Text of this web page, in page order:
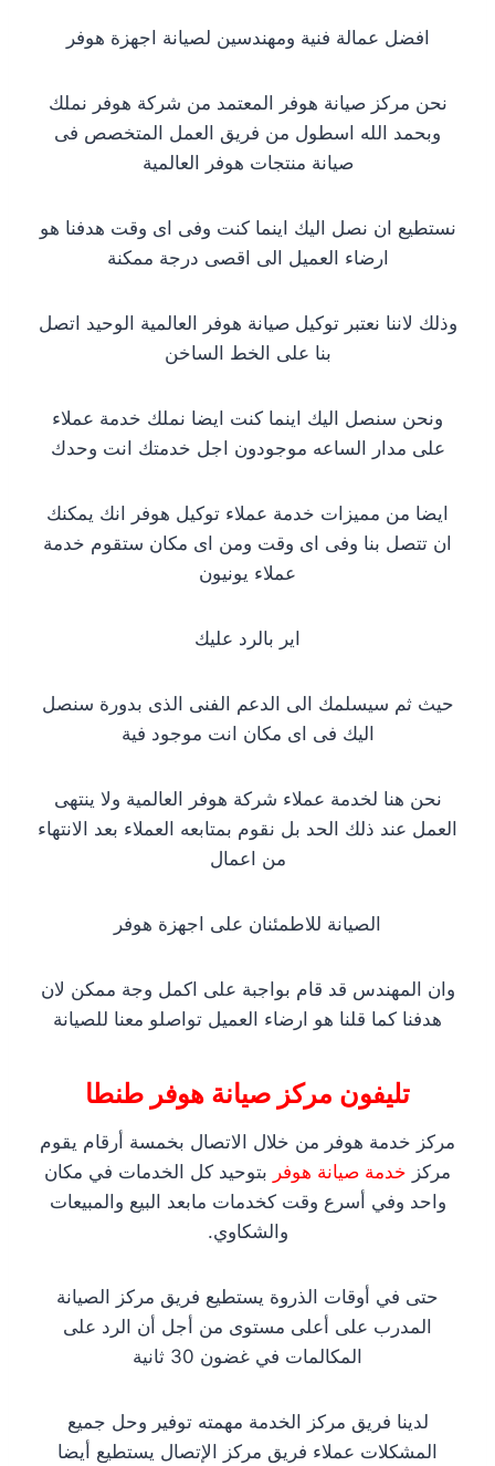
افضل عمالة فنية ومهندسين لصيانة اجهزة هوفر
نحن مركز صيانة هوفر المعتمد من شركة هوفر نملك
وبحمد الله اسطول من فريق العمل المتخصص فى
صيانة منتجات هوفر العالمية
نستطيع ان نصل اليك اينما كنت وفى اى وقت هدفنا هو
ارضاء العميل الى اقصى درجة ممكنة
وذلك لاننا نعتبر توكيل صيانة هوفر العالمية الوحيد اتصل
بنا على الخط الساخن
ونحن سنصل اليك اينما كنت ايضا نملك خدمة عملاء
على مدار الساعه موجودون اجل خدمتك انت وحدك
ايضا من مميزات خدمة عملاء توكيل هوفر انك يمكنك
ان تتصل بنا وفى اى وقت ومن اى مكان ستقوم خدمة
عملاء يونيون
اير بالرد عليك
حيث ثم سيسلمك الى الدعم الفنى الذى بدورة سنصل
اليك فى اى مكان انت موجود فية
نحن هنا لخدمة عملاء شركة هوفر العالمية ولا ينتهى
العمل عند ذلك الحد بل نقوم بمتابعه العملاء بعد الانتهاء
من اعمال
الصيانة للاطمئنان على اجهزة هوفر
وان المهندس قد قام بواجبة على اكمل وجة ممكن لان
هدفنا كما قلنا هو ارضاء العميل تواصلو معنا للصيانة
تليفون مركز صيانة هوفر طنطا
مركز خدمة هوفر من خلال الاتصال بخمسة أرقام يقوم
مركز خدمة صيانة هوفر بتوحيد كل الخدمات في مكان
واحد وفي أسرع وقت كخدمات مابعد البيع والمبيعات
والشكاوي.
حتى في أوقات الذروة يستطيع فريق مركز الصيانة
المدرب على أعلى مستوى من أجل أن الرد على
المكالمات في غضون 30 ثانية
لدينا فريق مركز الخدمة مهمته توفير وحل جميع
المشكلات عملاء فريق مركز الإتصال يستطيع أيضا